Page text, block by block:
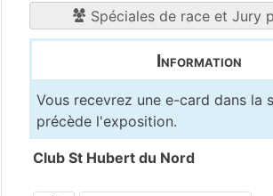
Spéciales de race et Jury
Information
Vous recevrez une e-card dans la
précède l'exposition.
Club St Hubert du Nord